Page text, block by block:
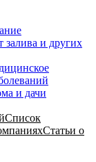
залива и других
и дачи
Список
Статьи о